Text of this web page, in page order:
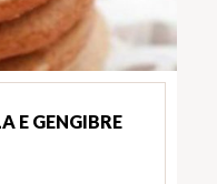
E GENGIBRE